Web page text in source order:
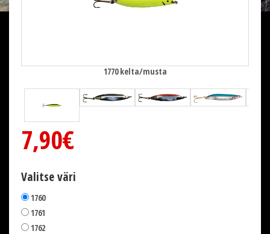
1770 kelta/musta
7,90€
Valitse väri
1760
1761
1762